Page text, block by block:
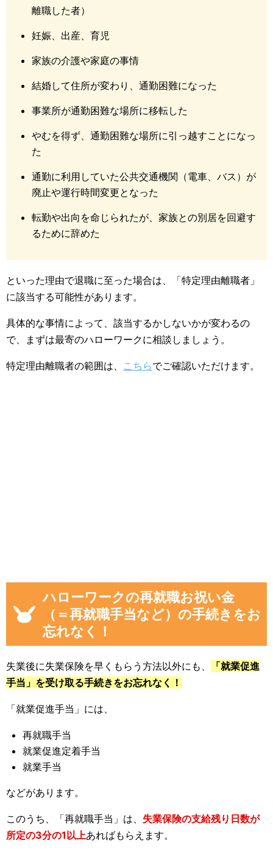
離職した者）
妊娠、出産、育児
家族の介護や家庭の事情
結婚して住所が変わり、通勤困難になった
事業所が通勤困難な場所に移転した
やむを得ず、通勤困難な場所に引っ越すことになっ
た
通勤に利用していた公共交通機関（電車、バス）が
廃止や運行時間変更となった
転勤や出向を命じられたが、家族との別居を回避す
るために辞めた
といった理由で退職に至った場合は、「特定理由離職者」
に該当する可能性があります。
具体的な事情によって、該当するかしないかが変わるの
で、まずは最寄のハローワークに相談しましょう。
特定理由離職者の範囲は、 こちらでご確認いただけます。
ハローワークの再就職お祝い金
（＝再就職手当など）の手続きをお
忘れなく！
失業後に失業保険を早くもらう方法以外にも、
「就業促進
手当」を受け取る手続きをお忘れなく！
「就業促進手当」には、
再就職手当
就業促進定着手当
就業手当
などがあります。
このうち、「再就職手当」は、 失業保険の支給残り日数が
所定の3分の1以上あればもらえます。